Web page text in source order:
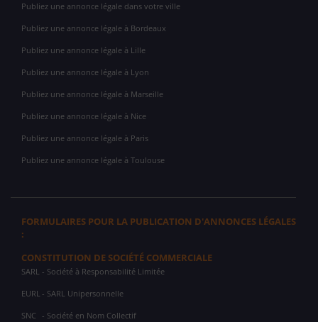
Publiez une annonce légale dans votre ville
Publiez une annonce légale à Bordeaux
Publiez une annonce légale à Lille
Publiez une annonce légale à Lyon
Publiez une annonce légale à Marseille
Publiez une annonce légale à Nice
Publiez une annonce légale à Paris
Publiez une annonce légale à Toulouse
FORMULAIRES POUR LA PUBLICATION D'ANNONCES LÉGALES
:
CONSTITUTION DE SOCIÉTÉ COMMERCIALE
SARL - Société à Responsabilité Limitée
EURL - SARL Unipersonnelle
SNC - Société en Nom Collectif